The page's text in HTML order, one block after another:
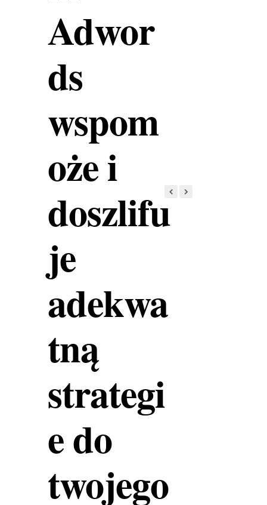
Adwor
ds
wspom
oże i
doszlifu
je
adekwa
tną
strategi
e do
twojego